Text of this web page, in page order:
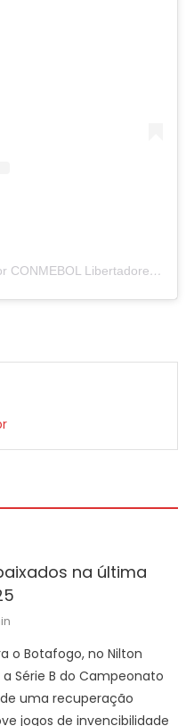
Uma publicação compartilhada por CONMEBOL Libertadores (@libertadoresbr)
na última
o Botafogo, no Nilton
Série B do Campeonato
uma recuperação
jogos de invencibilidade